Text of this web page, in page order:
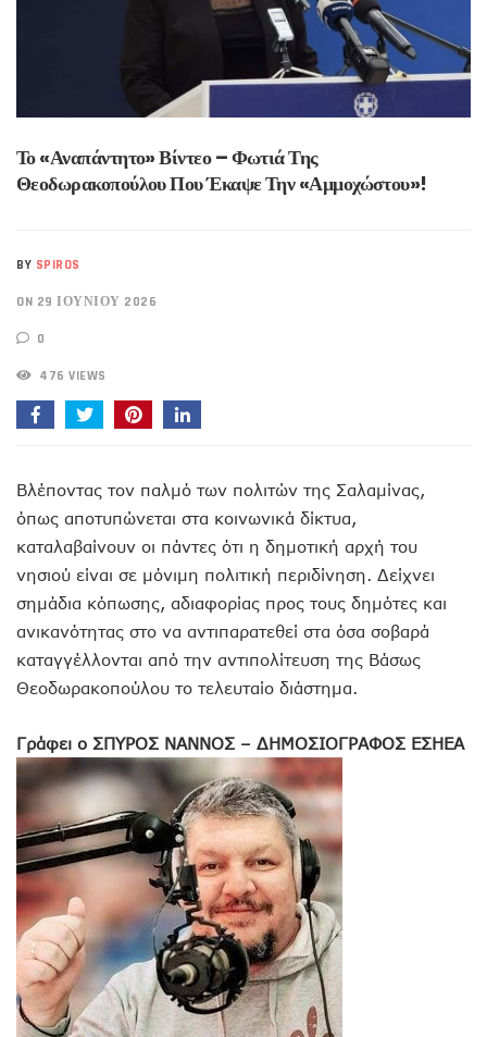
Το «αναπάντητο» Βίντεο – Φωτιά Της
Θεοδωρακοπούλου Που Έκαψε Την «Αμμοχώστου»!
BY SPIROS
ON 29 ΙΟΥΝΊΟΥ 2026
0
476 VIEWS
Βλέποντας τον παλμό των πολιτών της Σαλαμίνας,
όπως αποτυπώνεται στα κοινωνικά δίκτυα,
καταλαβαίνουν οι πάντες ότι η δημοτική αρχή του
νησιού είναι σε μόνιμη πολιτική περιδίνηση. Δείχνει
σημάδια κόπωσης, αδιαφορίας προς τους δημότες και
ανικανότητας στο να αντιπαρατεθεί στα όσα σοβαρά
καταγγέλλονται από την αντιπολίτευση της Βάσως
Θεοδωρακοπούλου το τελευταίο διάστημα.
Γράφει ο ΣΠΥΡΟΣ ΝΑΝΝΟΣ – ΔΗΜΟΣΙΟΓΡΑΦΟΣ ΕΣΗΕΑ